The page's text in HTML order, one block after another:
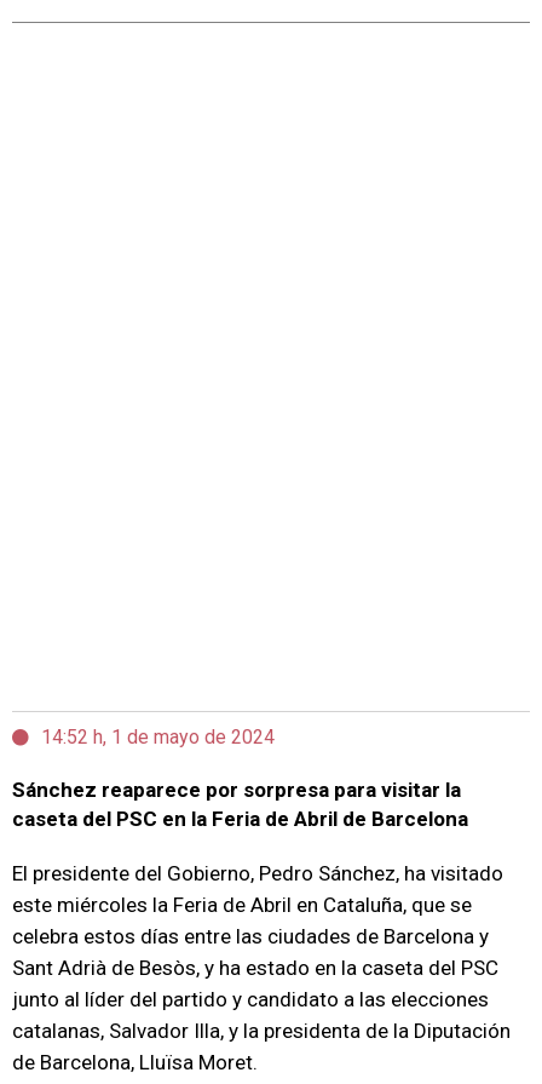
14:52 h, 1 de mayo de 2024
Sánchez reaparece por sorpresa para visitar la
caseta del PSC en la Feria de Abril de Barcelona
El presidente del Gobierno, Pedro Sánchez, ha visitado
este miércoles la Feria de Abril en Cataluña, que se
celebra estos días entre las ciudades de Barcelona y
Sant Adrià de Besòs, y ha estado en la caseta del PSC
junto al líder del partido y candidato a las elecciones
catalanas, Salvador Illa, y la presidenta de la Diputación
de Barcelona, Lluïsa Moret.